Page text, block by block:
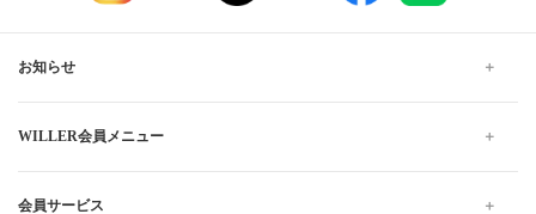
お知らせ
WILLER会員メニュー
会員サービス